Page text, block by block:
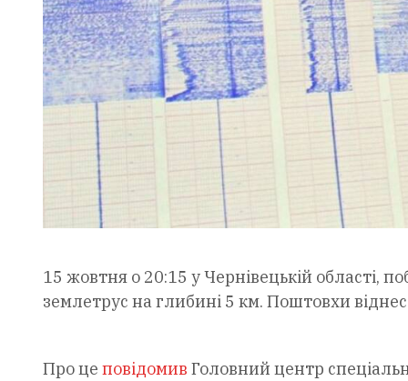
15 жовтня о 20:15 у Чернівецькій області,
землетрус на глибині 5 км. Поштовхи
Про це повідомив Головний центр